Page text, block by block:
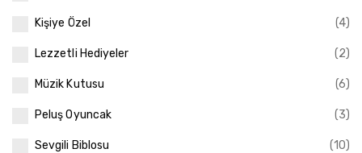
Kişiye Özel (4)
Lezzetli Hediyeler (2)
Müzik Kutusu (6)
Peluş Oyuncak (3)
Sevgili Biblosu (10)